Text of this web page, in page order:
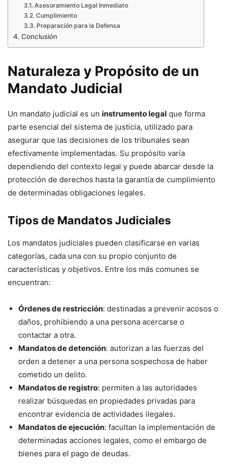
Asesoramiento Legal Inmediato
Cumplimiento
Preparación para la Defensa
Conclusión
Naturaleza y Propósito de un
Mandato Judicial
Un mandato judicial es un instrumento legal que forma
parte esencial del sistema de justicia, utilizado para
asegurar que las decisiones de los tribunales sean
efectivamente implementadas. Su propósito varía
dependiendo del contexto legal y puede abarcar desde la
protección de derechos hasta la garantía de cumplimiento
de determinadas obligaciones legales.
Tipos de Mandatos Judiciales
Los mandatos judiciales pueden clasificarse en varias
categorías, cada una con su propio conjunto de
características y objetivos. Entre los más comunes se
encuentran:
Órdenes de restricción: destinadas a prevenir acosos o
daños, prohibiendo a una persona acercarse o
contactar a otra.
Mandatos de detención: autorizan a las fuerzas del
orden a detener a una persona sospechosa de haber
cometido un delito.
Mandatos de registro: permiten a las autoridades
realizar búsquedas en propiedades privadas para
encontrar evidencia de actividades ilegales.
Mandatos de ejecución: facultan la implementación de
determinadas acciones legales, como el embargo de
bienes para el pago de deudas.